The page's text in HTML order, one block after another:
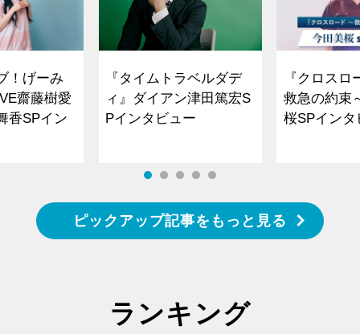
！げーみ
齋藤樹愛
香SPイン
『タイムトラベルダデ
ィ』ダイアン津田篤宏S
Pインタビュー
『クロスロ
救急の約束
桜SPイ
ピックアップ記事をもっと見る
ランキング